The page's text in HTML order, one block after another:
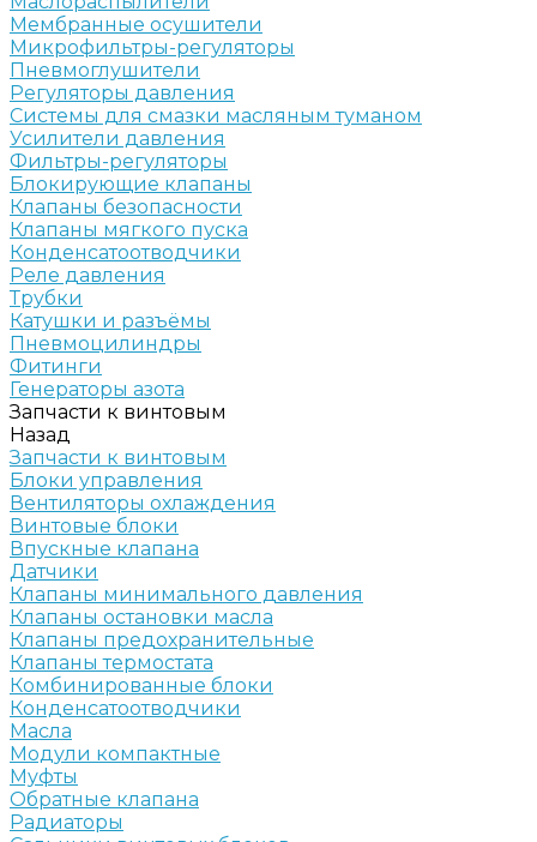
Мембранные осушители
Микрофильтры-регуляторы
Пневмоглушители
Регуляторы давления
Системы для смазки масляным туманом
Усилители давления
Фильтры-регуляторы
Блокирующие клапаны
Клапаны безопасности
Клапаны мягкого пуска
Конденсатоотводчики
Реле давления
Трубки
Катушки и разъёмы
Пневмоцилиндры
Фитинги
Генераторы азота
Запчасти к винтовым
Назад
Запчасти к винтовым
Блоки управления
Вентиляторы охлаждения
Винтовые блоки
Впускные клапана
Датчики
Клапаны минимального давления
Клапаны остановки масла
Клапаны предохранительные
Клапаны термостата
Комбинированные блоки
Конденсатоотводчики
Масла
Модули компактные
Муфты
Обратные клапана
Радиаторы